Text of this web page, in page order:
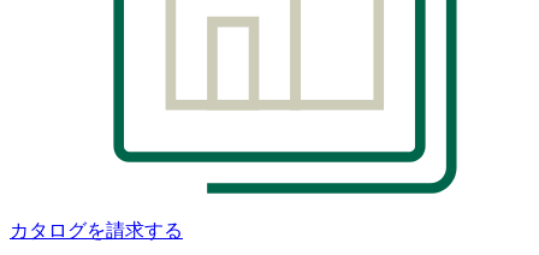
カタログを請求する